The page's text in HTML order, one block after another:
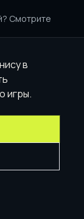
Смотрите
в
игры.